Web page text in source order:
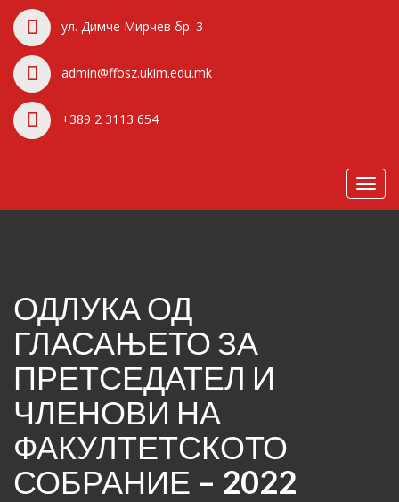
ул. Димче Мирчев бр. 3
admin@ffosz.ukim.edu.mk
+389 2 3113 654
ОДЛУКА ОД
ГЛАСАЊЕТО ЗА
ПРЕТСЕДАТЕЛ И
ЧЛЕНОВИ НА
ФАКУЛТЕТСКОТО
СОБРАНИЕ – 2022